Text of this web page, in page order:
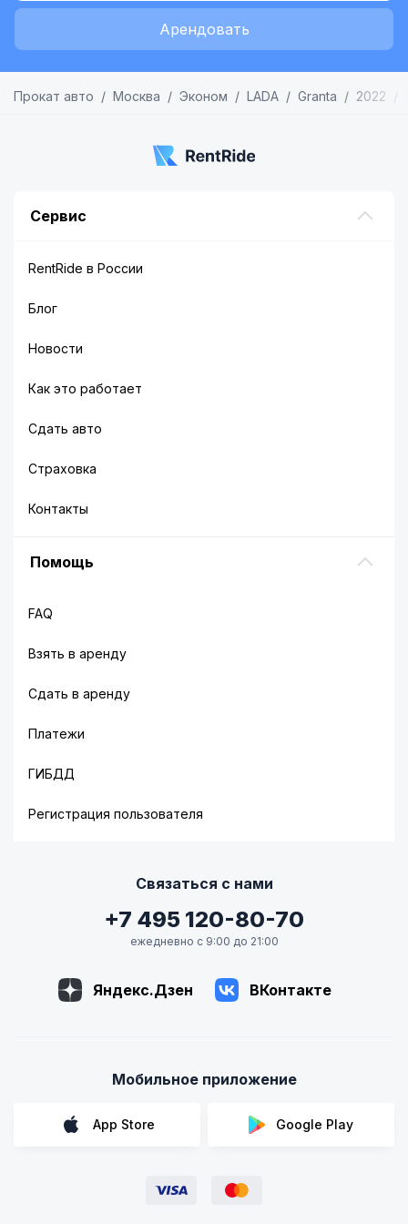
Арендовать
Прокат авто Москва Эконом LADA Granta 2022
Сервис
RentRide в России
Блог
Новости
Как это работает
Сдать авто
Страховка
Контакты
Помощь
FAQ
Взять в аренду
Сдать в аренду
Платежи
ГИБДД
Регистрация пользователя
Связаться с нами
+7 495 120-80-70
ежедневно с 9:00 до 21:00
Яндекс.Дзен ВКонтакте
Мобильное приложение
App Store Google Play